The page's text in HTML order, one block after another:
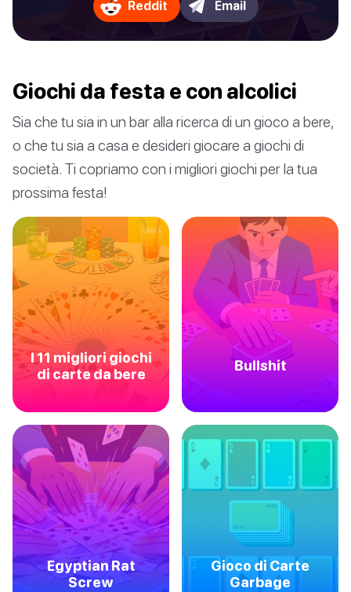
Reddit Email
Giochi da festa e con alcolici
Sia che tu sia in un bar alla ricerca di un gioco a bere,
o che tu sia a casa e desideri giocare a giochi di
società. Ti copriamo con i migliori giochi per la tua
prossima festa!
I 11 migliori giochi
di carte da bere
Bullshit
Egyptian Rat
Screw
Gioco di Carte
Garbage